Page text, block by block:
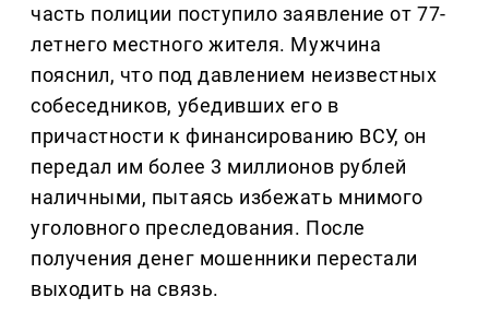
часть полиции поступило заявление от 77-
летнего местного жителя. Мужчина
пояснил, что под давлением неизвестных
собеседников, убедивших его в
причастности к финансированию ВСУ, он
передал им более 3 миллионов рублей
наличными, пытаясь избежать мнимого
уголовного преследования. После
получения денег мошенники перестали
выходить на связь.